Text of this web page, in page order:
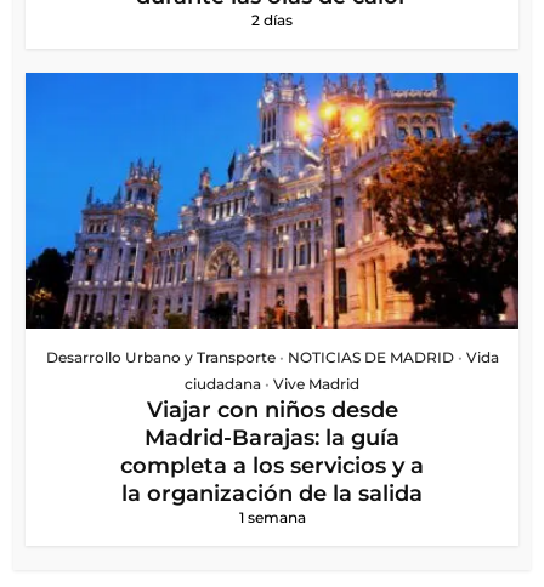
2 días
Desarrollo Urbano y Transporte • NOTICIAS DE MADRID • Vida
ciudadana • Vive Madrid
Viajar con niños desde
Madrid-Barajas: la guía
completa a los servicios y a
la organización de la salida
1 semana